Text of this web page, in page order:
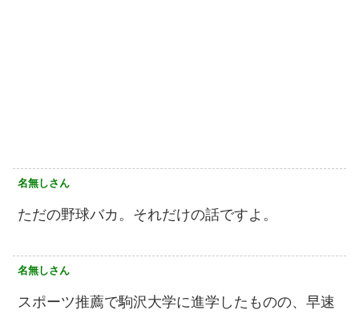
名無しさん
ただの野球バカ。それだけの話ですよ。
名無しさん
スポーツ推薦で駒沢大学に進学したものの、早速